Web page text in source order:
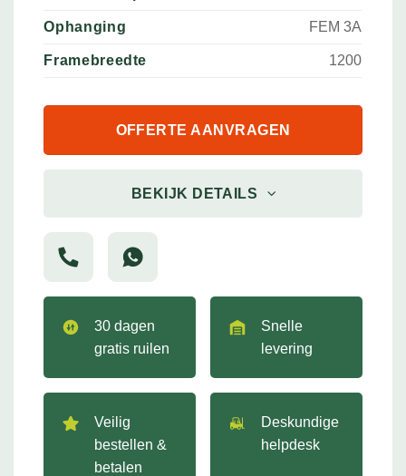
Ophanging FEM 3A
Framebreedte 1200
OFFERTE AANVRAGEN
BEKIJK DETAILS
30 dagen
gratis ruilen
Snelle
levering
Veilig
bestellen &
betalen
Deskundige
helpdesk